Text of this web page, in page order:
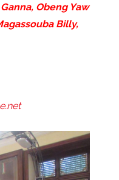
Obeng Yaw
Billy,